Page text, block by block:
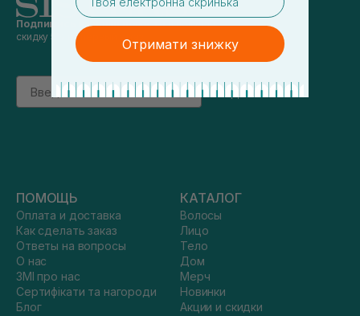
Подпишись на наши новостии получай
скидку 5% на первый заказ
Email
підписатись
ПОМОЩЬ
Оплата и доставка
Как сделать заказ
Ответы на вопросы
О нас
ЗМІ про нас
Сертифікати та нагороди
Блог
КАТАЛОГ
Волосы
Лицо
Тело
Дом
Мерч
Новинки
Акции и скидки
Отримати знижку